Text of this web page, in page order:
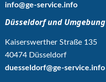
info@ge-service.info
Düsseldorf und Umgebung
Kaiserswerther Straße 135
40474 Düsseldorf
duesseldorf@ge-service.info